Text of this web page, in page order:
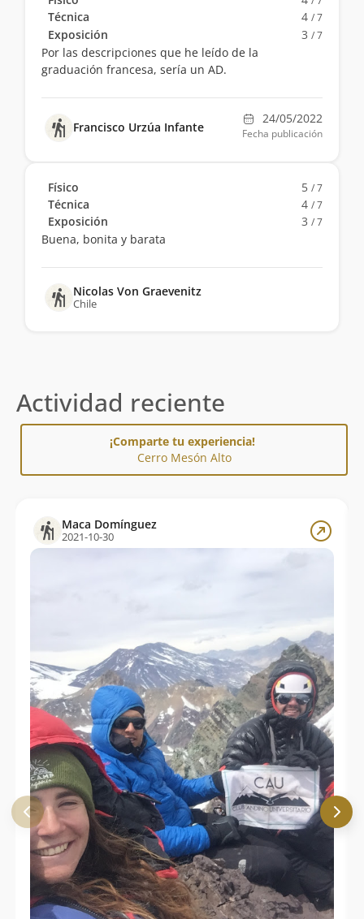
Técnica 4 / 7
Exposición 3 / 7
Por las descripciones que he leído de la
graduación francesa, sería un AD.
Francisco Urzúa Infante
24/05/2022
Fecha publicación
Físico 5 / 7
Técnica 4 / 7
Exposición 3 / 7
Buena, bonita y barata
Nicolas Von Graevenitz
Chile
Actividad reciente
¡Comparte tu experiencia!
Cerro Mesón Alto
Maca Domínguez
2021-10-30